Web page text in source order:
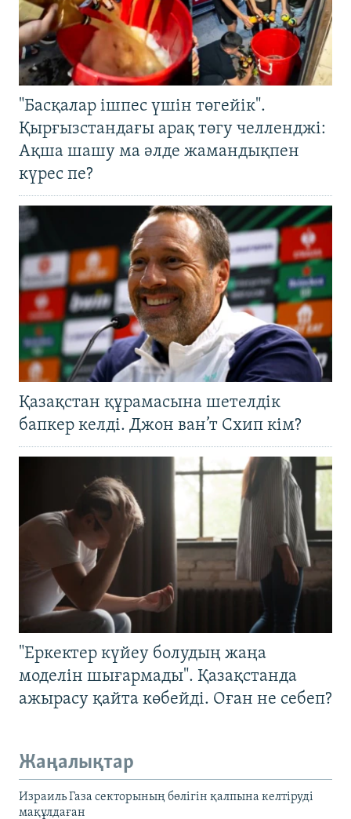
"Басқалар ішпес үшін төгейік".
Қырғызстандағы арақ төгу челленджі:
Ақша шашу ма әлде жамандықпен
күрес пе?
Қазақстан құрамасына шетелдік
бапкер келді. Джон ван’т Схип кім?
"Еркектер күйеу болудың жаңа
моделін шығармады". Қазақстанда
ажырасу қайта көбейді. Оған не себеп?
Жаңалықтар
Израиль Газа секторының бөлігін қалпына келтіруді
мақұлдаған